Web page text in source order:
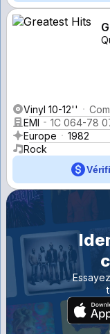
Vinyl 10-12''
EMI
1C 064-78
Europe
1982
Rock